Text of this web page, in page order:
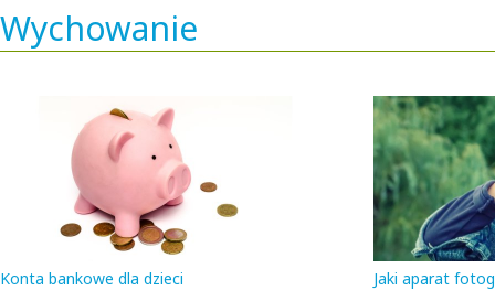
Wychowanie
Konta bankowe dla dzieci
Jaki aparat